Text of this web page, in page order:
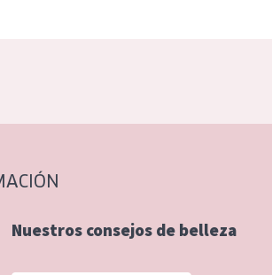
Nuestros consejos de belleza